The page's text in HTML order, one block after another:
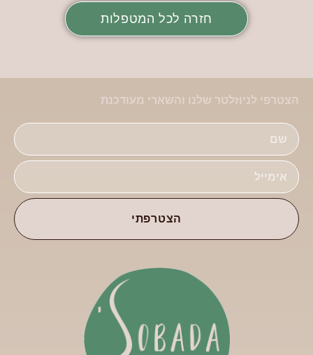
חזרה לכל המטפלות
הצטרפי לניוזלטר שלנו והשארי מעודכנת
הצטרפתי